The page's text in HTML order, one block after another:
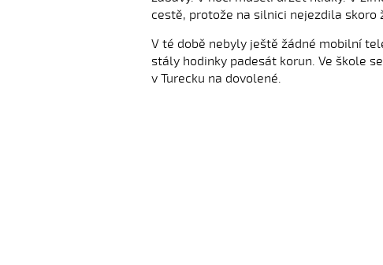
cestě, protože na silnici nejezdila skoro
V té době nebyly ještě žádné mobilní
stály hodinky padesát korun. Ve škole
v Turecku na dovolené.